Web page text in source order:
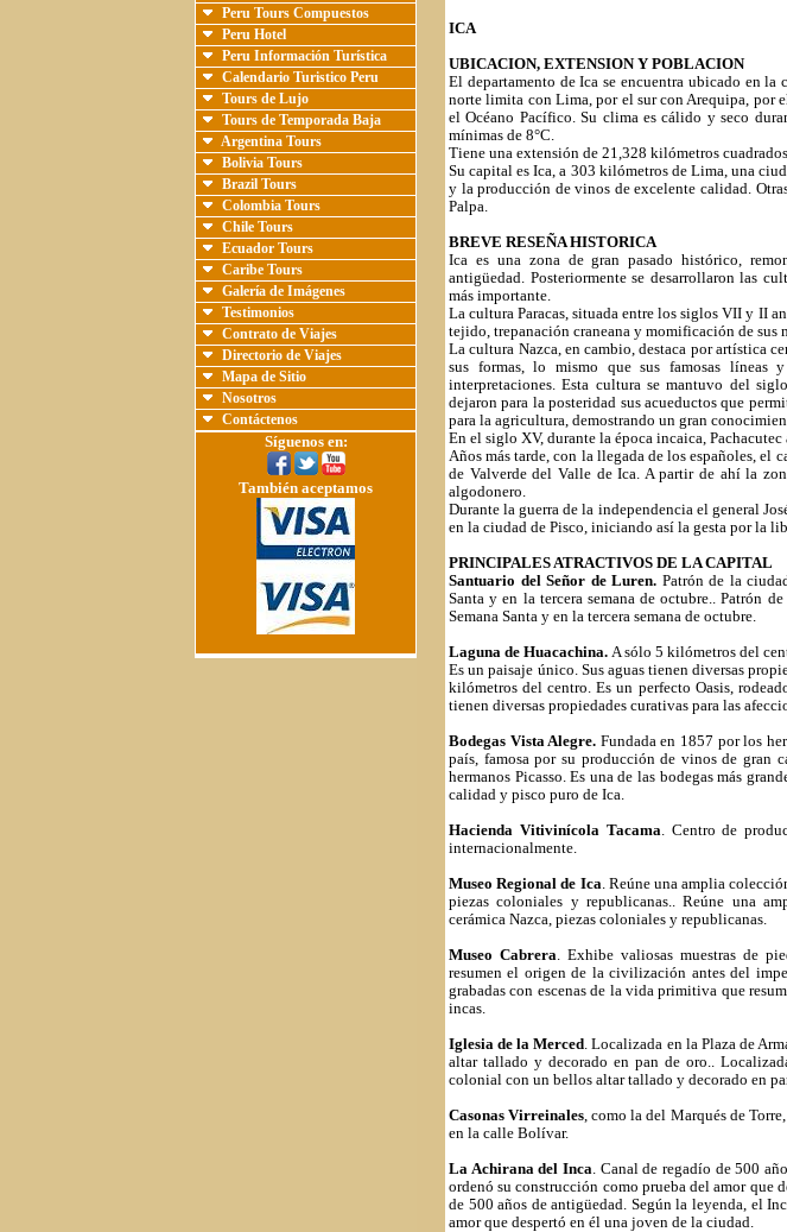
Peru Tours Compuestos
Peru Hotel
Peru Información Turística
Calendario Turistico Peru
Tours de Lujo
Tours de Temporada Baja
Argentina Tours
Bolivia Tours
Brazil Tours
Colombia Tours
Chile Tours
Ecuador Tours
Caribe Tours
Galería de Imágenes
Testimonios
Contrato de Viajes
Directorio de Viajes
Mapa de Sitio
Nosotros
Contáctenos
Síguenos en:
También aceptamos
ICA
UBICACION, EXTENSION Y POBLACION
El departamento de Ica se encuentra ubicado en
norte limita con Lima, por el sur con Arequipa, por
el Océano Pacífico. Su clima es cálido y seco
mínimas de 8°C.
Tiene una extensión de 21,328 kilómetros
Su capital es Ica, a 303 kilómetros de Lima, una
y la producción de vinos de excelente calidad.
Palpa.
BREVE RESEÑA HISTORICA
Ica es una zona de gran pasado histórico,
antigüedad. Posteriormente se desarrollaron las
más importante.
La cultura Paracas, situada entre los siglos VII y II
tejido, trepanación craneana y momificación de sus
La cultura Nazca, en cambio, destaca por artística
sus formas, lo mismo que sus famosas líneas
interpretaciones. Esta cultura se mantuvo del
dejaron para la posteridad sus acueductos que
para la agricultura, demostrando un gran
En el siglo XV, durante la época incaica,
Años más tarde, con la llegada de los españoles,
de Valverde del Valle de Ica. A partir de ahí la
algodonero.
Durante la guerra de la independencia el general
en la ciudad de Pisco, iniciando así la gesta por la
PRINCIPALES ATRACTIVOS DE LA CAPITAL
Santuario del Señor de Luren. Patrón de la
Santa y en la tercera semana de octubre.. Patrón
Semana Santa y en la tercera semana de octubre.
Laguna de Huacachina. A sólo 5 kilómetros del
Es un paisaje único. Sus aguas tienen diversas
kilómetros del centro. Es un perfecto Oasis,
tienen diversas propiedades curativas para las
Bodegas Vista Alegre. Fundada en 1857 por los
país, famosa por su producción de vinos de gran
hermanos Picasso. Es una de las bodegas más
calidad y pisco puro de Ica.
Hacienda Vitivinícola Tacama. Centro de
internacionalmente.
Museo Regional de Ica. Reúne una amplia
piezas coloniales y republicanas.. Reúne una
cerámica Nazca, piezas coloniales y republicanas.
Museo Cabrera. Exhibe valiosas muestras de
resumen el origen de la civilización antes del
grabadas con escenas de la vida primitiva que
incas.
Iglesia de la Merced. Localizada en la Plaza de
altar tallado y decorado en pan de oro..
colonial con un bellos altar tallado y decorado en
Casonas Virreinales, como la del Marqués de
en la calle Bolívar.
La Achirana del Inca. Canal de regadío de 500
ordenó su construcción como prueba del amor que
de 500 años de antigüedad. Según la leyenda, el
amor que despertó en él una joven de la ciudad.